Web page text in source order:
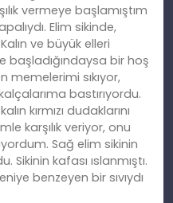
vermeye başlamıştım
Elim sikinde,
ve büyük elleri
başladığındaysa bir hoş
sıkıyor,
bastırıyordu.
kırmızı dudaklarını
karşılık veriyor, onu
Sağ elim sikinin
Sikinin kafası ıslanmıştı.
benzeyen bir sıvıydı